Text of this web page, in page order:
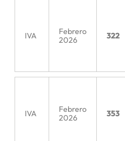
IVA
Febrero
2026
322
IVA
Febrero
2026
353